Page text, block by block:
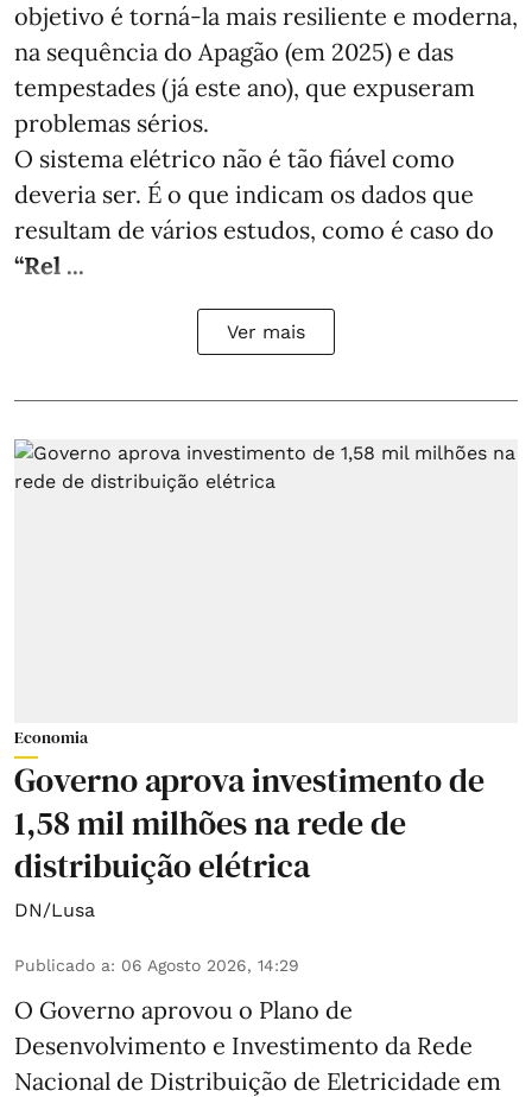
objetivo é torná-la mais resiliente e moderna,
na sequência do Apagão (em 2025) e das
tempestades (já este ano), que expuseram
problemas sérios.
O sistema elétrico não é tão fiável como
deveria ser. É o que indicam os dados que
resultam de vários estudos, como é caso do
“Rel ...
Ver mais
Economia
Governo aprova investimento de
1,58 mil milhões na rede de
distribuição elétrica
DN/Lusa
Publicado a: 06 Agosto 2026, 14:29
O Governo aprovou o Plano de
Desenvolvimento e Investimento da Rede
Nacional de Distribuição de Eletricidade em